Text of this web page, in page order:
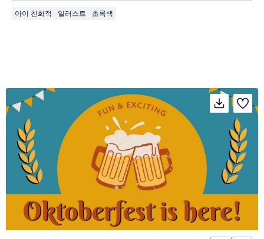
아이 친화적 일러스트 초록색